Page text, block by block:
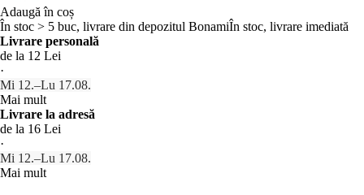
Adaugă în coș
În stoc > 5 buc, livrare din depozitul BonamiÎn stoc, livrare imediată
Livrare personală
de la 12 Lei
·
Mi 12.–Lu 17.08.
Mai mult
Livrare la adresă
de la 16 Lei
·
Mi 12.–Lu 17.08.
Mai mult